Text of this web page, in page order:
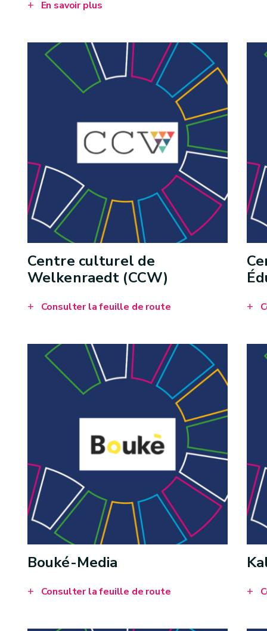
En savoir plus
Centre culturel de
Welkenraedt (CCW)
Consulter la feuille de route
Bouké-Media
Consulter la feuille de route